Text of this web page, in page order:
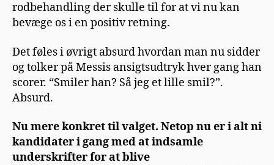
rodbehandling der skulle til for at vi nu kan
bevæge os i en positiv retning.
Det føles i øvrigt absurd hvordan man nu sidder
og tolker på Messis ansigtsudtryk hver gang han
scorer. “Smiler han? Så jeg et lille smil?”.
Absurd.
Nu mere konkret til valget. Netop nu er i alt ni
kandidater i gang med at indsamle
underskrifter for at blive